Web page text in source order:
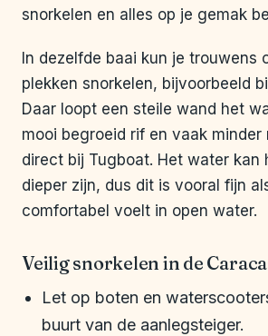
snorkelen en alles op je gemak
In dezelfde baai kun je trouwens
plekken snorkelen, bijvoorbeeld
Daar loopt een steile wand het
mooi begroeid rif en vaak minder
direct bij Tugboat. Het water kan
dieper zijn, dus dit is vooral fijn
comfortabel voelt in open water.
Veilig snorkelen in de
Let op boten en
buurt van de aanlegsteiger.